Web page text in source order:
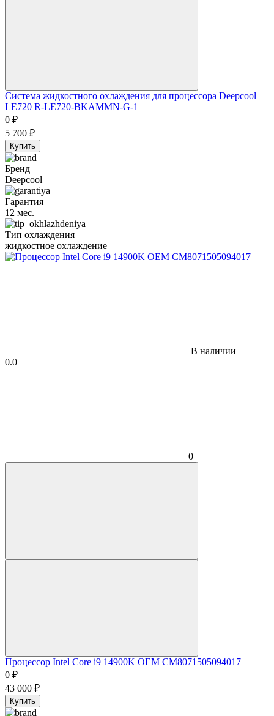
Система жидкостного охлаждения для процессора Deepcool
LE720 R-LE720-BKAMMN-G-1
0 ₽
5 700 ₽
Купить
Бренд
Deepcool
Гарантия
12 мес.
Тип охлаждения
жидкостное охлаждение
В наличии
0.0
0
Процессор Intel Core i9 14900K OEM CM8071505094017
0 ₽
43 000 ₽
Купить